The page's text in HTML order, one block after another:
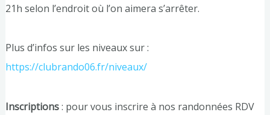
21h selon l’endroit où l’on aimera s’arrêter.
Plus d’infos sur les niveaux sur :
https://clubrando06.fr/niveaux/
Inscriptions: pour vous inscrire à nos randonnées RDV